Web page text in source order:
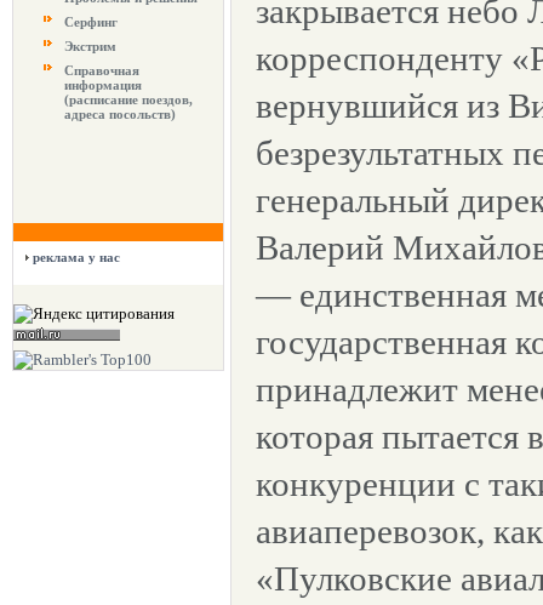
Серфинг
Экстрим
Справочная
информация
(расписание поездов,
адреса посольств)
реклама у нас
закрывается
корреспонденту
вернувшийся из
безрезультатных
генеральный
Валерий
— единственная
государственная
принадлежит
которая
конкуренции с
авиаперевозок,
«Пулковские